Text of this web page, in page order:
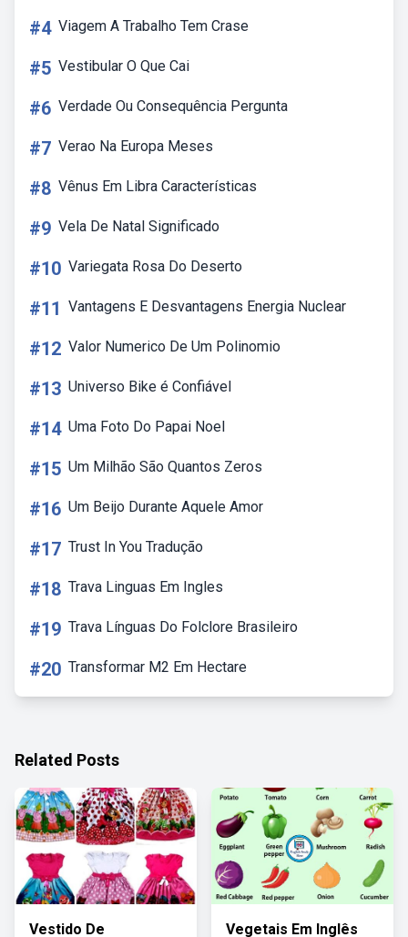
#4 Viagem A Trabalho Tem Crase
#5 Vestibular O Que Cai
#6 Verdade Ou Consequência Pergunta
#7 Verao Na Europa Meses
#8 Vênus Em Libra Características
#9 Vela De Natal Significado
#10 Variegata Rosa Do Deserto
#11 Vantagens E Desvantagens Energia Nuclear
#12 Valor Numerico De Um Polinomio
#13 Universo Bike é Confiável
#14 Uma Foto Do Papai Noel
#15 Um Milhão São Quantos Zeros
#16 Um Beijo Durante Aquele Amor
#17 Trust In You Tradução
#18 Trava Linguas Em Ingles
#19 Trava Línguas Do Folclore Brasileiro
#20 Transformar M2 Em Hectare
Related Posts
Vestido De Vegetais Em Inglês